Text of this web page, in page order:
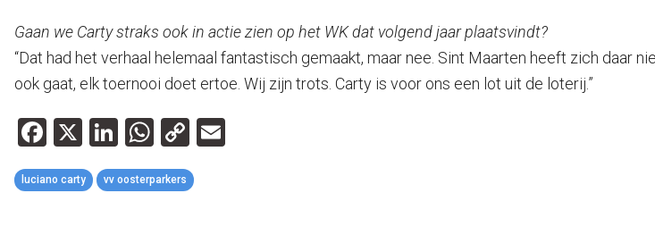
Gaan we Carty straks ook in actie zien op het WK dat volgend jaar plaatsvindt?
“Dat had het verhaal helemaal fantastisch gemaakt, maar nee. Sint Maarten heeft zich daar
ook gaat, elk toernooi doet ertoe. Wij zijn trots. Carty is voor ons een lot uit de loterij.”
Facebook
X LinkedIn
WhatsApp
Copy
luciano carty vv oosterparkers